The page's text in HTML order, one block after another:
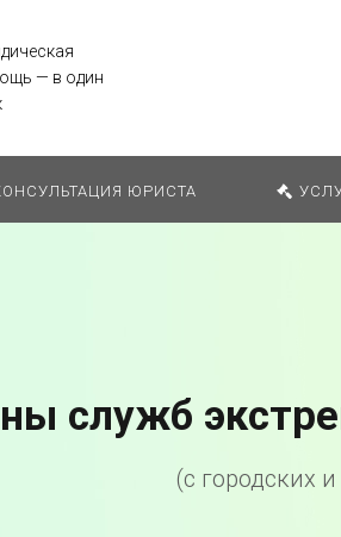
— в один
ЮРИСТА
служб
(с городских